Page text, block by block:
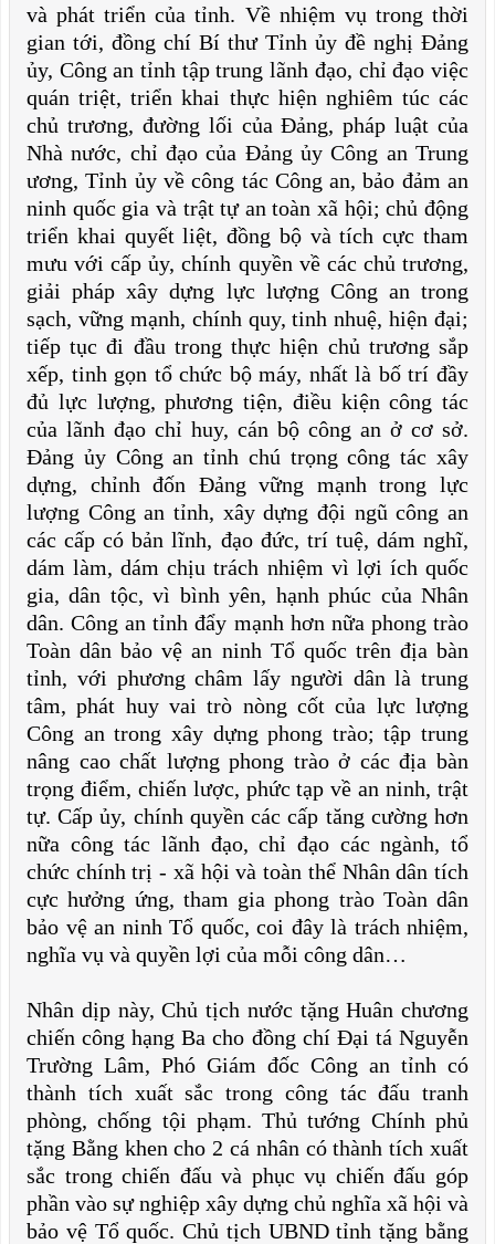
và phát triển của tỉnh. Về nhiệm vụ trong thời
gian tới, đồng chí Bí thư Tỉnh ủy đề nghị Đảng
ủy, Công an tỉnh tập trung lãnh đạo, chỉ đạo việc
quán triệt, triển khai thực hiện nghiêm túc các
chủ trương, đường lối của Đảng, pháp luật của
Nhà nước, chỉ đạo của Đảng ủy Công an Trung
ương, Tỉnh ủy về công tác Công an, bảo đảm an
ninh quốc gia và trật tự an toàn xã hội; chủ động
triển khai quyết liệt, đồng bộ và tích cực tham
mưu với cấp ủy, chính quyền về các chủ trương,
giải pháp xây dựng lực lượng Công an trong
sạch, vững mạnh, chính quy, tinh nhuệ, hiện đại;
tiếp tục đi đầu trong thực hiện chủ trương sắp
xếp, tinh gọn tổ chức bộ máy, nhất là bố trí đầy
đủ lực lượng, phương tiện, điều kiện công tác
của lãnh đạo chỉ huy, cán bộ công an ở cơ sở.
Đảng ủy Công an tỉnh chú trọng công tác xây
dựng, chỉnh đốn Đảng vững mạnh trong lực
lượng Công an tỉnh, xây dựng đội ngũ công an
các cấp có bản lĩnh, đạo đức, trí tuệ, dám nghĩ,
dám làm, dám chịu trách nhiệm vì lợi ích quốc
gia, dân tộc, vì bình yên, hạnh phúc của Nhân
dân. Công an tỉnh đẩy mạnh hơn nữa phong trào
Toàn dân bảo vệ an ninh Tổ quốc trên địa bàn
tỉnh, với phương châm lấy người dân là trung
tâm, phát huy vai trò nòng cốt của lực lượng
Công an trong xây dựng phong trào; tập trung
nâng cao chất lượng phong trào ở các địa bàn
trọng điểm, chiến lược, phức tạp về an ninh, trật
tự. Cấp ủy, chính quyền các cấp tăng cường hơn
nữa công tác lãnh đạo, chỉ đạo các ngành, tổ
chức chính trị - xã hội và toàn thể Nhân dân tích
cực hưởng ứng, tham gia phong trào Toàn dân
bảo vệ an ninh Tổ quốc, coi đây là trách nhiệm,
nghĩa vụ và quyền lợi của mỗi công dân…
Nhân dịp này, Chủ tịch nước tặng Huân chương
chiến công hạng Ba cho đồng chí Đại tá Nguyễn
Trường Lâm, Phó Giám đốc Công an tỉnh có
thành tích xuất sắc trong công tác đấu tranh
phòng, chống tội phạm. Thủ tướng Chính phủ
tặng Bằng khen cho 2 cá nhân có thành tích xuất
sắc trong chiến đấu và phục vụ chiến đấu góp
phần vào sự nghiệp xây dựng chủ nghĩa xã hội và
bảo vệ Tổ quốc. Chủ tịch UBND tỉnh tặng bằng